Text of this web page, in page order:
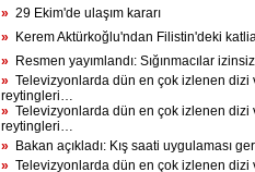
» 29 Ekim'de ulaşım kararı
» Kerem Aktürkoğlu'ndan Filistin'deki
» Resmen yayımlandı: Sığınmacılar
» Televizyonlarda dün en çok izlenen dizi
reytingleri…
» Televizyonlarda dün en çok izlenen dizi
reytingleri…
» Bakan açıkladı: Kış saati uygulaması
» Televizyonlarda dün en çok izlenen dizi